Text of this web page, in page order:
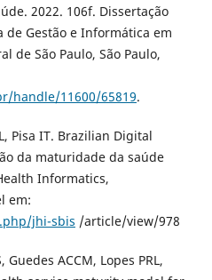
2022. 106f. Dissertação
de Gestão e Informática em
de São Paulo, São Paulo,
handle/11600/65819.
Pisa IT. Brazilian Digital
da maturidade da saúde
Informatics,
em:
jhi-sbis /article/view/978
Guedes ACCM, Lopes PRL,